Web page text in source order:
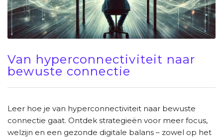
Van hyperconnectiviteit naar
bewuste connectie
Leer hoe je van hyperconnectiviteit naar bewuste
connectie gaat. Ontdek strategieën voor meer focus,
welzijn en een gezonde digitale balans – zowel op het